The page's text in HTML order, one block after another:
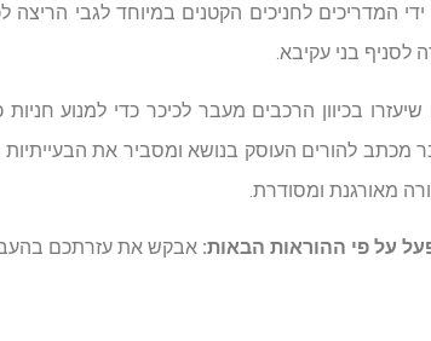
המדריכים לחניכים הקטנים במיוחד לגבי הריצה
לסניף בני עקיבא.
בכיוון הרכבים מעבר לכיכר כדי למנוע
מכתב להורים העוסק בנושא ומסביר את הבעייתיות
מאורגנת ומסודרת.
על פי ההוראות הבאות: אבקש את עזרתכם